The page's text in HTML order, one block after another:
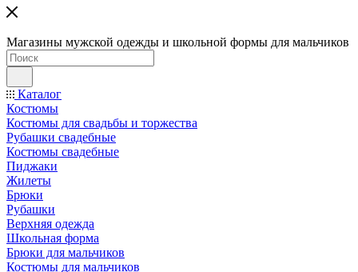
Магазины мужской одежды и школьной формы для мальчиков
Каталог
Костюмы
Костюмы для свадьбы и торжества
Рубашки свадебные
Костюмы свадебные
Пиджаки
Жилеты
Брюки
Рубашки
Верхняя одежда
Школьная форма
Брюки для мальчиков
Костюмы для мальчиков